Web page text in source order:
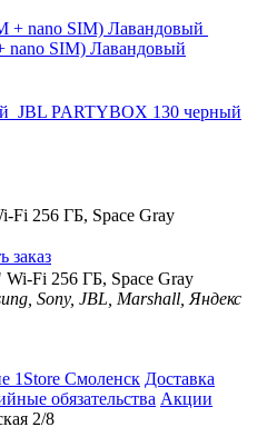
nano SIM) Лавандовый
JBL PARTYBOX 130 черный
Fi 256 ГБ, Space Gray
заказ
Fi 256 ГБ, Space Gray
Sony, JBL, Marshall, Яндекс
1Store Смоленск Доставка
обязательства Акции
2/8